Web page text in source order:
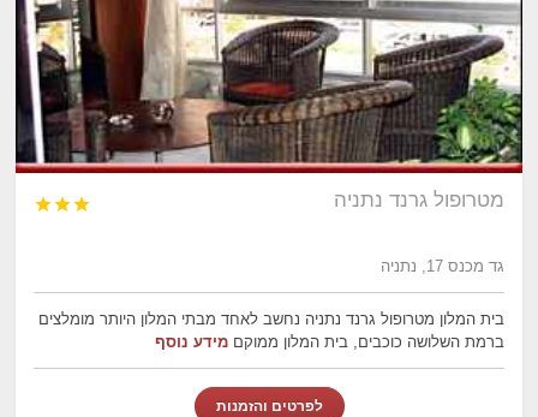
מטרופול גרנד נתניה 


גד מכנס 17, נתניה
בית המלון מטרופול גרנד נתניה נחשב לאחד מבתי המלון היותר מומלצים
ברמת השלושה כוכבים, בית המלון ממוקםמידע נוסף
לפרטים והזמנות